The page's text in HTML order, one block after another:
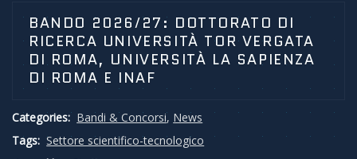
BANDO 2026/27: DOTTORATO DI
RICERCA UNIVERSITÀ TOR VERGATA
DI ROMA, UNIVERSITÀ LA SAPIENZA
DI ROMA E INAF
Categories: Bandi & Concorsi, News
Tags: Settore scientifico-tecnologico